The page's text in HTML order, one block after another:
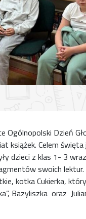
Ogólnopolski Dzień
książek. Celem
dzieci z klas 1- 3
swoich lektur.
kotka Cukierka,
Bazyliszka oraz